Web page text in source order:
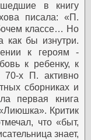
в книгу
писала: «П.
классе… Но
как бы изнутри.
к героям -
к ребенку, к
х П. активно
сборниках и
первая книга
Критик
что «быт,
знает,